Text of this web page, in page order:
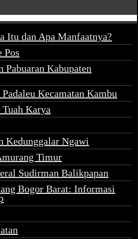
Itu dan Apa Manfaatnya?
Pos
Pabuaran Kabupaten
Kecamatan Kambu
Karya
Kedunggalar Ngawi
Timur
Sudirman Balikpapan
Bogor Barat: Informasi